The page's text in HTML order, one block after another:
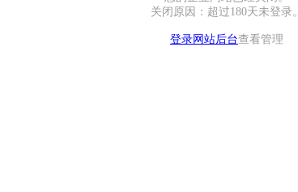
关闭原因：超过180天未登录。
登录网站后台查看管理